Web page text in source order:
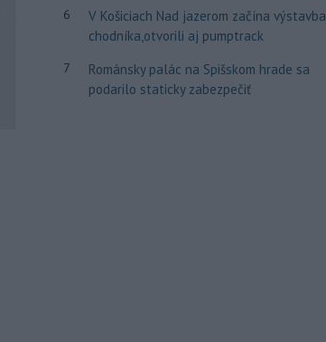
6
V Košiciach Nad jazerom začína výstavba
chodníka,otvorili aj pumptrack
7
Románsky palác na Spišskom hrade sa
podarilo staticky zabezpečiť